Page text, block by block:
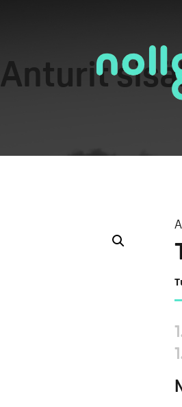
Anturit